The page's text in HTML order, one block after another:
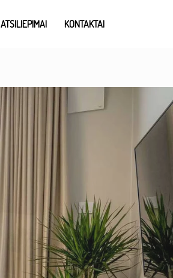
ATSILIEPIMAI KONTAKTAI